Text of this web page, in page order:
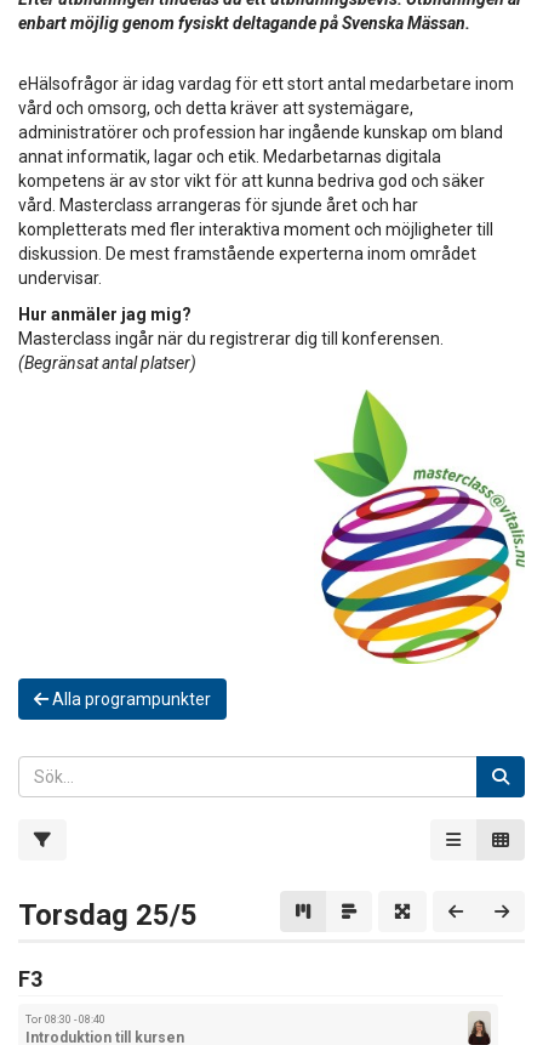
enbart möjlig genom fysiskt deltagande på Svenska Mässan.
eHälsofrågor är idag vardag för ett stort antal medarbetare inom
vård och omsorg, och detta kräver att systemägare,
administratörer och profession har ingående kunskap om bland
annat informatik, lagar och etik. Medarbetarnas digitala
kompetens är av stor vikt för att kunna bedriva god och säker
vård. Masterclass arrangeras för sjunde året och har
kompletterats med fler interaktiva moment och möjligheter till
diskussion. De mest framstående experterna inom området
undervisar.
Hur anmäler jag mig?
Masterclass ingår när du registrerar dig till konferensen.
(Begränsat antal platser)
Alla programpunkter
Torsdag 25/5
F3
Tor 08:30 - 08:40
Introduktion till kursen